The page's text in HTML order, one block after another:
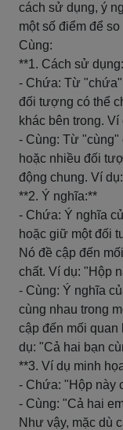
cách sử dụng, ý
một số điểm để
Cùng:
**1. Cách sử
- Chứa: Từ
đối tượng có thể
khác bên trong.
- Cùng: Từ
hoặc nhiều đối
động chung. Ví
**2. Ý nghĩa:**
- Chứa: Ý nghĩa
hoặc giữ một đối
Nó đề cập đến
chất. Ví dụ: "Hộp
- Cùng: Ý nghĩa
cùng nhau trong
cập đến mối quan
dụ: "Cả hai bạn
**3. Ví dụ minh
- Chứa: "Hộp này
- Cùng: "Cả hai
Như vậy, mặc dù